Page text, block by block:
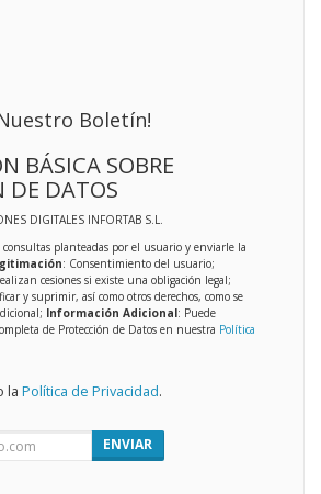
Boletín!
BÁSICA SOBRE
DE DATOS
DIGITALES INFORTAB S.L.
consultas planteadas por el usuario y enviarle la
: Consentimiento del usuario;
cesiones si existe una obligación legal;
y suprimir, así como otros derechos, como se
Información Adicional: Puede
de Protección de Datos en nuestra Política
la Política de Privacidad.
ENVIAR